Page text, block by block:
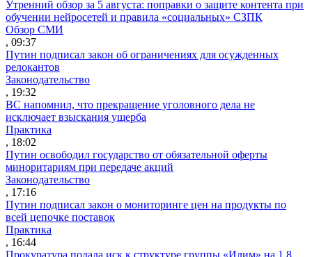
Утренний обзор за 5 августа: поправки о защите контента при
обучении нейросетей и правила «социальных» СЗПК
Обзор СМИ
, 09:37
Путин подписал закон об ограничениях для осужденных
релокантов
Законодательство
, 19:32
ВС напомнил, что прекращение уголовного дела не
исключает взыскания ущерба
Практика
, 18:02
Путин освободил государство от обязательной оферты
миноритариям при передаче акций
Законодательство
, 17:16
Путин подписал закон о мониторинге цен на продукты по
всей цепочке поставок
Практика
, 16:44
Прокуратура подала иск к структуре группы «Илим» на 1,8